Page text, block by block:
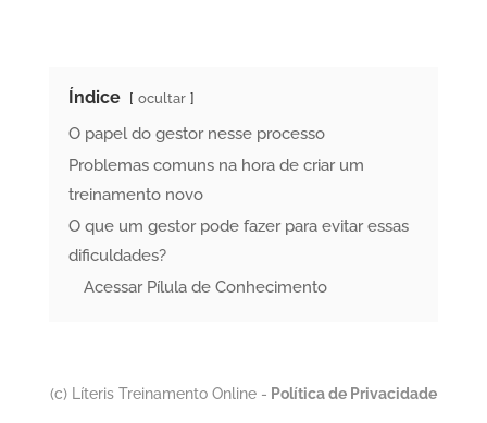
Índice ocultar
O papel do gestor nesse processo
Problemas comuns na hora de criar um
treinamento novo
O que um gestor pode fazer para evitar essas
dificuldades?
Acessar Pílula de Conhecimento
(c) Líteris Treinamento Online - Política de Privacidade